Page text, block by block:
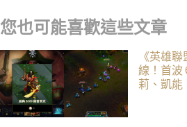
您也可能喜歡這些文章
《英雄
線！首波
莉、凱能